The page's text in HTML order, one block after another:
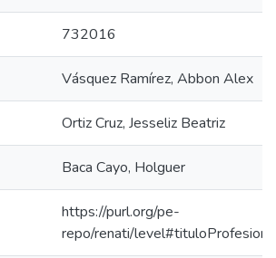
732016
Vásquez Ramírez, Abbon Alex
Ortiz Cruz, Jesseliz Beatriz
Baca Cayo, Holguer
https://purl.org/pe-
repo/renati/